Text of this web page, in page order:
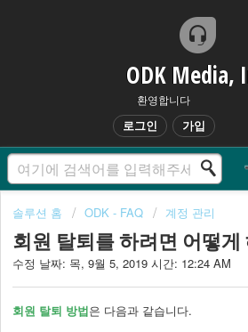
ODK Media,
환영합니다
로그인 가입
솔루션 홈 ODK - FAQ 계정 관리
회원 탈퇴를 하려면 어떻게
수정 날짜: 목, 9월 5, 2019 시간: 12:24 AM
회원 탈퇴 방법은 다음과 같습니다.